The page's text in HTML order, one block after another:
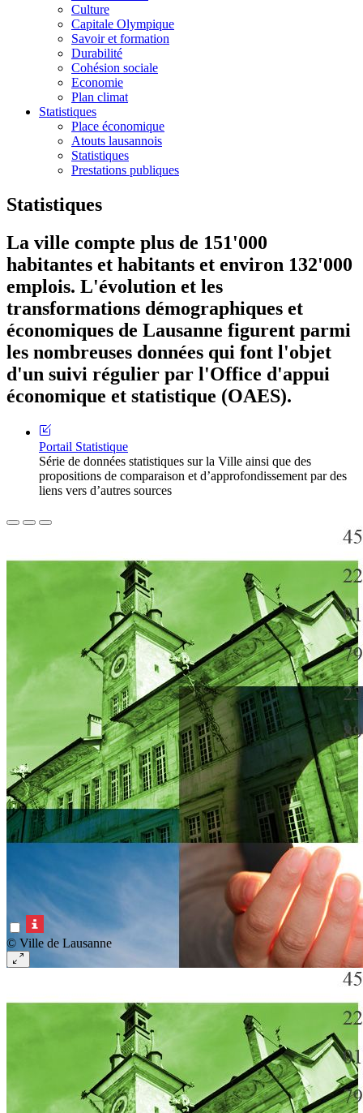
Culture
Capitale Olympique
Savoir et formation
Durabilité
Cohésion sociale
Economie
Plan climat
Statistiques
Place économique
Atouts lausannois
Statistiques
Prestations publiques
Statistiques
La ville compte plus de 151'000
habitantes et habitants et environ 132'000
emplois. L'évolution et les
transformations démographiques et
économiques de Lausanne figurent parmi
les nombreuses données qui font l'objet
d'un suivi régulier par l'Office d'appui
économique et statistique (OAES).
Portail Statistique
Série de données statistiques sur la Ville ainsi que des
propositions de comparaison et d’approfondissement par des
liens vers d’autres sources
© Ville de Lausanne